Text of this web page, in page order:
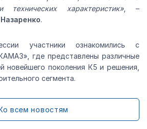
характеристик», –
.
участники ознакомились с
где представлены различные
новейшего поколения К5 и решения,
сегмента.
всем новостям